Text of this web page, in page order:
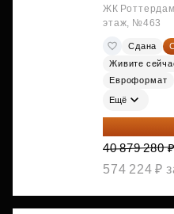
ЖК
этаж, №463
Сдана
Живите
Евроформат
Ещё
34 338 595
40 879 280 ₽
574 224 ₽